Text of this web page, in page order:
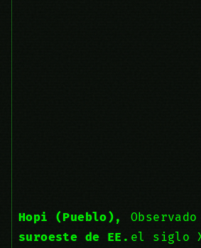
Hopi (Pueblo),
suroeste de EE. el siglo